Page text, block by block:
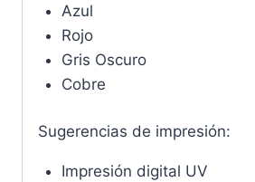
Azul
Rojo
Gris Oscuro
Cobre
Sugerencias de impresión:
Impresión digital UV